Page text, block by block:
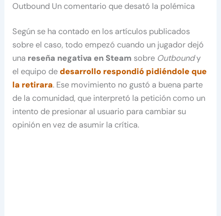
Outbound Un comentario que desató la polémica
Según se ha contado en los artículos publicados
sobre el caso, todo empezó cuando un jugador dejó
una reseña negativa en Steam sobre Outboundy
el equipo dedesarrollo respondió pidiéndole que
la retirara. Ese movimiento no gustó a buena parte
de la comunidad, que interpretó la petición como un
intento de presionar al usuario para cambiar su
opinión en vez de asumir la crítica.